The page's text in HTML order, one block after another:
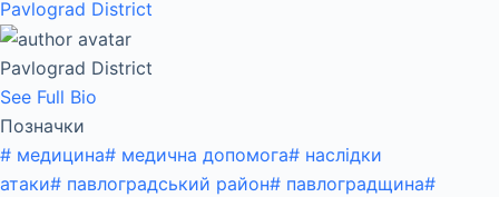
Pavlograd District
Pavlograd District
See Full Bio
Позначки
# медицина# медична допомога# наслідки
атаки# павлоградський район# павлоградщина#